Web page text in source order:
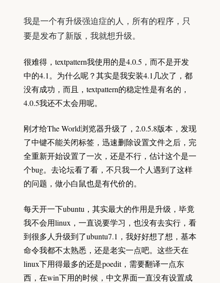
我是一个有升级强迫症的人，所有的程序，只
要是发布了新版，我就想升级。
很难得，textpattern我使用的是4.0.5，而不是开发
中的4.1。为什么呢？其实是我安装4.1几次了，都
没有成功，而且，textpattern的稳定性是有名的，
4.0.5我还不太会用呢。
刚才给The World浏览器升级了，2.0.5.8版本，发现
了中键不能关闭标签，迅速删除设置文件之后，完
全重新开始设置了一次，还是不行，估计这个是一
个bug。去论坛看了看，不只我一个人遇到了这样
的问题，做小白鼠也是有代价的。
每天开一下ubuntu，其实最大的作用是升级，毕竟
我不会用linux，一直说要学习，也没有去实行，看
到很多人升级到了ubuntu7.1，我好好想了想，基本
命令我都不太熟悉，还是老实一点吧。这些天在
linux下用得最多的还是poedit，需要翻译一点东
西，在win下用的时候，中文界面一直没有设置成